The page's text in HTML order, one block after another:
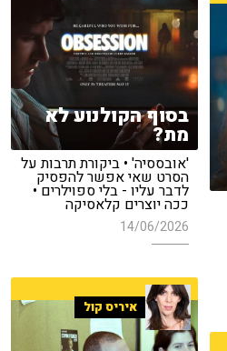
בסוף הקולנוע לא
מת?
'אובססיה' • ביקורת תרבות על
הסרט שאי אפשר להפסיק
לדבר עליו - בלי ספוילרים •
ככה יוצרים קלאסיקה
14/06/2026
איריס קול